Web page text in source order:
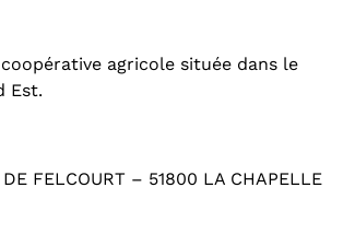
agricole située dans le
Est.
FELCOURT – 51800 LA CHAPELLE